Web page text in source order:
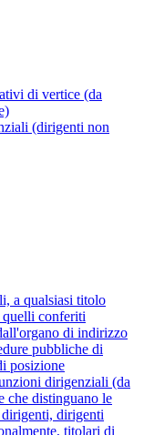
di vertice (da
(dirigenti non
a qualsiasi titolo
conferiti
di indirizzo
pubbliche di
posizione
dirigenziali (da
che distinguano le
dirigenti
titolari di